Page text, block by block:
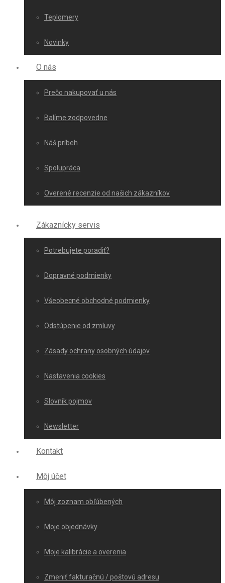
Teplomery
Novinky
O nás
Prečo nakupovať u nás
Balíme zodpovedne
Náš príbeh
Spolupráca
Overené recenzie od našich zákazníkov
Zákaznícky servis
Potrebujete poradiť?
Dopravné podmienky
Všeobecné obchodné podmienky
Odstúpenie od zmluvy
Zásady ochrany osobných údajov
Nastavenia cookies
Slovník pojmov
Newsletter
Kontakt
Môj účet
Môj zoznam obľúbených
Moje objednávky
Moje kalibrácie a overenia
Zmeniť fakturačnú / poštovú adresu